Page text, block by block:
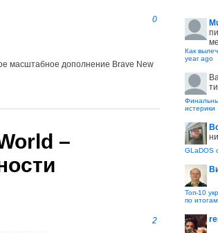
0
масштабное дополнение Brave New
–
2
Как
year ago
истерики
GLaDOS
Топ-10
по